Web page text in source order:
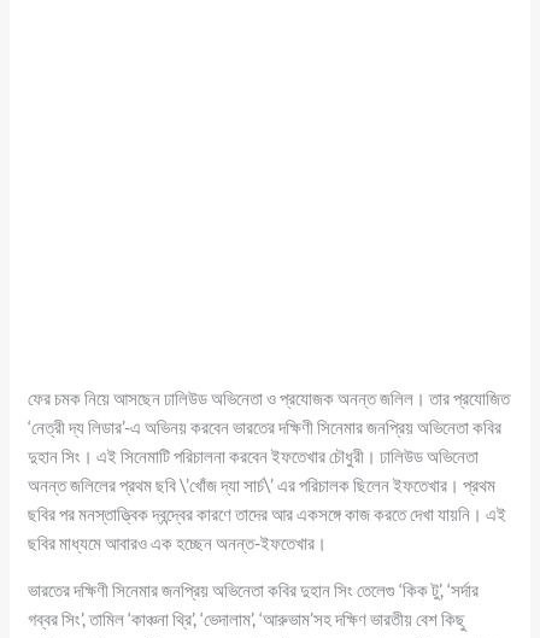
ফের চমক নিয়ে আসছেন ঢালিউড অভিনেতা ও প্রযোজক অনন্ত জলিল। তার প্রযোজিত
‘নেত্রী দ্য লিডার’-এ অভিনয় করবেন ভারতের দক্ষিণী সিনেমার জনপ্রিয় অভিনেতা কবির
দুহান সিং। এই সিনেমাটি পরিচালনা করবেন ইফতেখার চৌধুরী। ঢালিউড অভিনেতা
অনন্ত জলিলের প্রথম ছবি \’খোঁজ দ্যা সার্চ\’ এর পরিচালক ছিলেন ইফতেখার। প্রথম
ছবির পর মনস্তাত্ত্বিক দ্বন্দ্বের কারণে তাদের আর একসঙ্গে কাজ করতে দেখা যায়নি। এই
ছবির মাধ্যমে আবারও এক হচ্ছেন অনন্ত-ইফতেখার।
ভারতের দক্ষিণী সিনেমার জনপ্রিয় অভিনেতা কবির দুহান সিং তেলেগু ‘কিক টু’, ‘সর্দার
গব্বর সিং’, তামিল ‘কাঞ্চনা থ্রি’, ‘ভেদালাম’, ‘আরুভাম’সহ দক্ষিণ ভারতীয় বেশ কিছু